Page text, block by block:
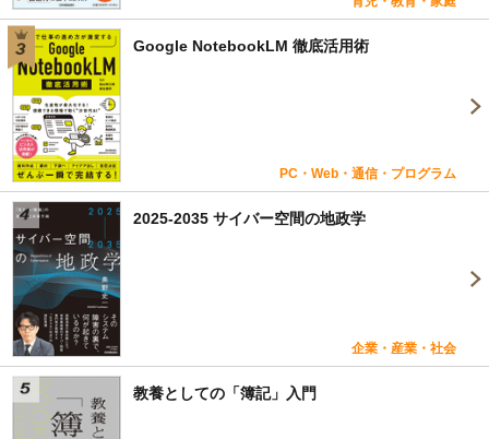
Google NotebookLM 徹底活用術
PC・Web・通信・プログラム
2025-2035 サイバー空間の地政学
企業・産業・社会
教養としての「簿記」入門